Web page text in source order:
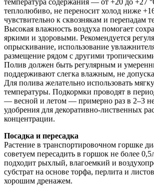
теплолюбиво, не переносит холод ниже
чувствительно к сквознякам и перепадам
Высокая влажность воздуха помогает
яркими и здоровыми. Рекомендуется
опрыскивание, использование
размещение рядом с другими
Полив должен быть регулярным и
поддерживают слегка влажным, не
Для полива желательно использовать
температуры. Подкормки проводят в
— весной и летом — примерно раз в 2–3
удобрения для декоративно-лиственных
концентрации.
Посадка и пересадка
Растение в транспортировочном горшке
советуем пересадить в горшок не более
подходит рыхлый, влагоемкий и
субстрат на основе торфа, перлита и
хорошим дренажем.